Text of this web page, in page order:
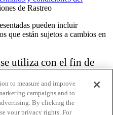
de Rastreo
pueden incluir
que están sujetos a cambios en
utiliza con el fin de
enumeradas aquí no pretenden
to measure and improve
campaigns and to
By clicking the
your privacy rights. For